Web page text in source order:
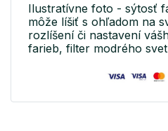
Ilustratívne foto - sýtosť
môže líšiť s ohľadom na
rozlíšení či nastavení
farieb, filter modrého